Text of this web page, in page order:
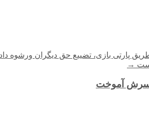
پارتی بازی، تضییع حق دیگران ورشوه
→
پسرش آموخت